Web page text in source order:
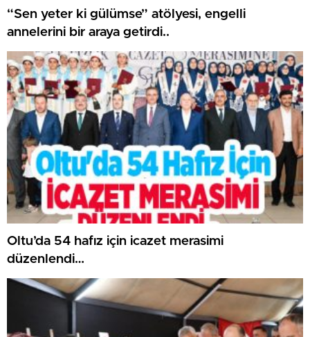
“Sen yeter ki gülümse” atölyesi, engelli
annelerini bir araya getirdi..
Oltu’da 54 hafız için icazet merasimi
düzenlendi…